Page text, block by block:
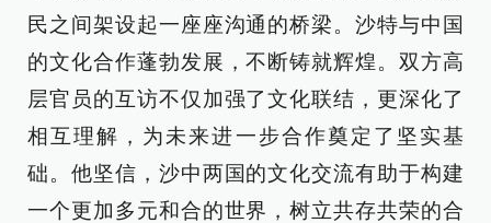
民之间架设起一座座沟通的桥梁。沙特与中国
的文化合作蓬勃发展，不断铸就辉煌。双方高
层官员的互访不仅加强了文化联结，更深化了
相互理解，为未来进一步合作奠定了坚实基
础。他坚信，沙中两国的文化交流有助于构建
一个更加多元和合的世界，树立共存共荣的合